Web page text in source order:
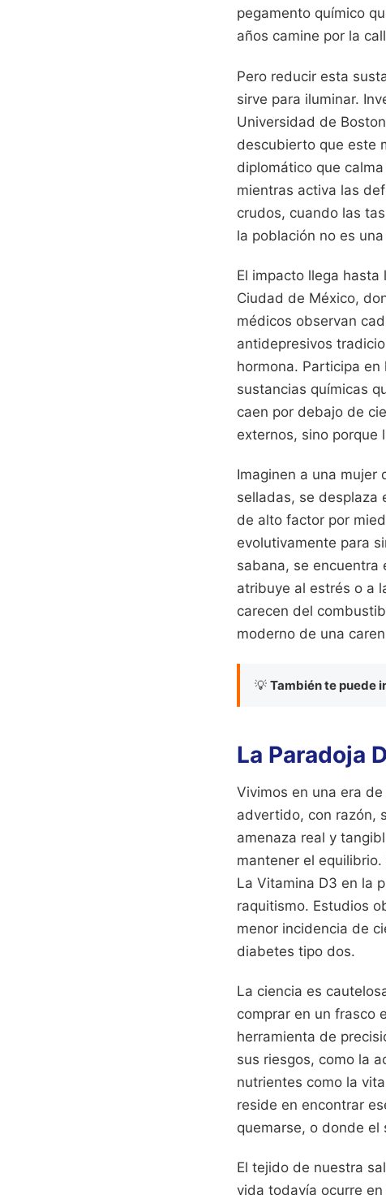
pegamento químico
años camine por la
Pero reducir esta
sirve para iluminar.
Universidad de
descubierto que este
diplomático que
mientras activa las
crudos, cuando las
la población no es
El impacto llega
Ciudad de México,
médicos observan
antidepresivos
hormona. Participa
sustancias químicas
caen por debajo de
externos, sino porque
Imaginen a una mujer
selladas, se desplaza
de alto factor por
evolutivamente para
sabana, se encuentra
atribuye al estrés o a
carecen del
moderno de una
💡 También te puede
La Paradoja
Vivimos en una era
advertido, con razón,
amenaza real y
mantener el
La Vitamina D3 en la
raquitismo. Estudios
menor incidencia de
diabetes tipo dos.
La ciencia es
comprar en un frasco
herramienta de
sus riesgos, como la
nutrientes como la
reside en encontrar
quemarse, o donde el
El tejido de nuestra
vida todavía ocurre